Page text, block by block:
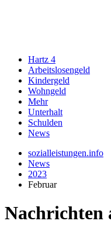
Hartz 4
Arbeitslosengeld
Kindergeld
Wohngeld
Mehr
Unterhalt
Schulden
News
sozialleistungen.info
News
2023
Februar
Nachrichten